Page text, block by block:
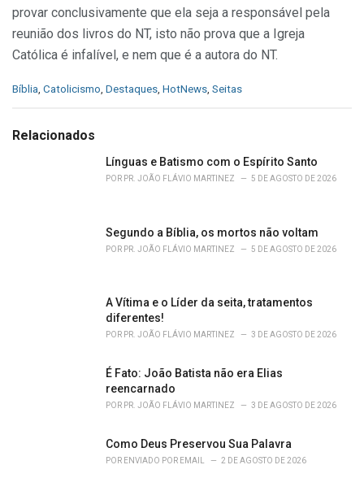
provar conclusivamente que ela seja a responsável pela
reunião dos livros do NT, isto não prova que a Igreja
Católica é infalível, e nem que é a autora do NT.
C
e
Bíblia Catolicismo Destaques HotNews Seitas
Relacionados
Línguas e Batismo com o Espírito Santo
POR PR. JOÃO FLÁVIO MARTINEZ 5 DE AGOSTO DE 2026
Segundo a Bíblia, os mortos não voltam
POR PR. JOÃO FLÁVIO MARTINEZ 5 DE AGOSTO DE 2026
A Vítima e o Líder da seita, tratamentos
diferentes!
POR PR. JOÃO FLÁVIO MARTINEZ 3 DE AGOSTO DE 2026
É Fato: João Batista não era Elias
reencarnado
POR PR. JOÃO FLÁVIO MARTINEZ 3 DE AGOSTO DE 2026
Como Deus Preservou Sua Palavra
POR ENVIADO POR EMAIL 2 DE AGOSTO DE 2026